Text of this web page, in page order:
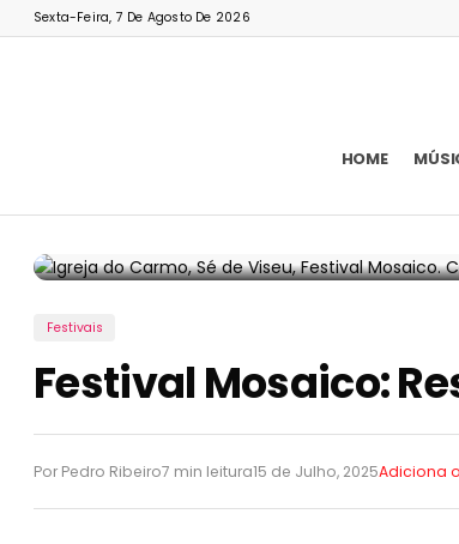
Sexta-Feira, 7 De Agosto De 2026
HOME
Festivais
Festival Mosaico:
Por Pedro Ribeiro7 min leitura15 de Julho, 2025Adiciona